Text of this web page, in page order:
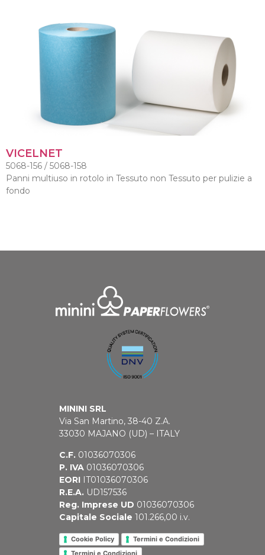
VICELNET
5068-156 / 5068-158
Panni multiuso in rotolo in Tessuto non Tessuto per pulizie a
fondo
MININI SRL
Via San Martino, 38-40 Z.A.
33030 MAJANO (UD) – ITALY
C.F. 01036070306
P. IVA 01036070306
EORI IT01036070306
R.E.A. UD157536
Reg. Imprese UD 01036070306
Capitale Sociale 101.266,00 i.v.
Cookie Policy
Termini e Condizioni